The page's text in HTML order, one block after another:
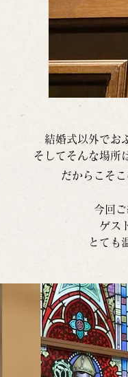
結婚式以外でお
そしてそんな場所
だからこそ
今回
ゲス
とても